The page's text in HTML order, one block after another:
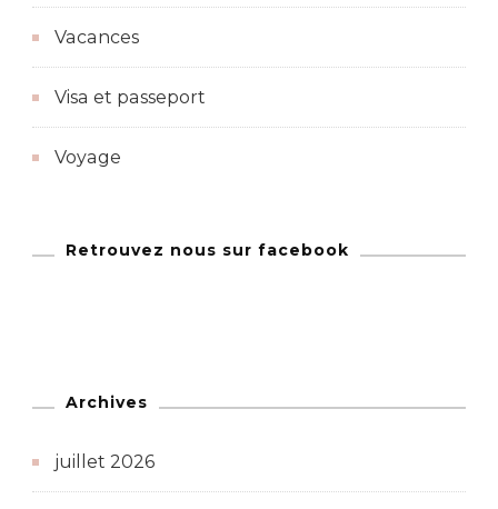
Vacances
Visa et passeport
Voyage
Retrouvez nous sur facebook
Archives
juillet 2026